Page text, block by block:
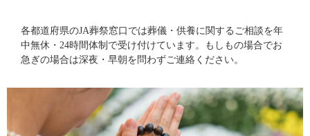
各都道府県のJA葬祭窓口では葬儀・供養に関するご相談を年
中無休・24時間体制で受け付けています。もしもの場合でお
急ぎの場合は深夜・早朝を問わずご連絡ください。